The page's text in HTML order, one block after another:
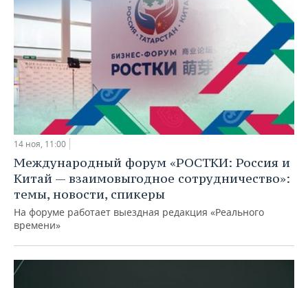
14 ноя, 11:00
Международный форум «РОСТКИ: Россия и
Китай — взаимовыгодное сотрудничество»:
темы, новости, спикеры
На форуме работает выездная редакция «Реального
времени»